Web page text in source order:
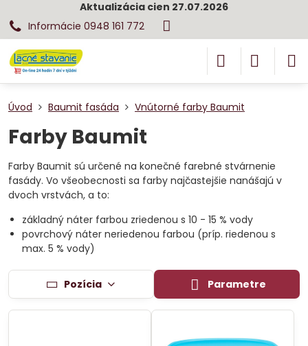
Aktualizácia cien 27.07.2026
Informácie 0948 161 772
Úvod Baumit fasáda Vnútorné farby Baumit
Farby Baumit
Farby Baumit sú určené na konečné farebné stvárnenie
fasády. Vo všeobecnosti sa farby najčastejšie nanášajú v
dvoch vrstvách, a to:
základný náter farbou zriedenou s 10 - 15 % vody
povrchový náter neriedenou farbou (príp. riedenou s
max. 5 % vody)
Pozícia Parametre